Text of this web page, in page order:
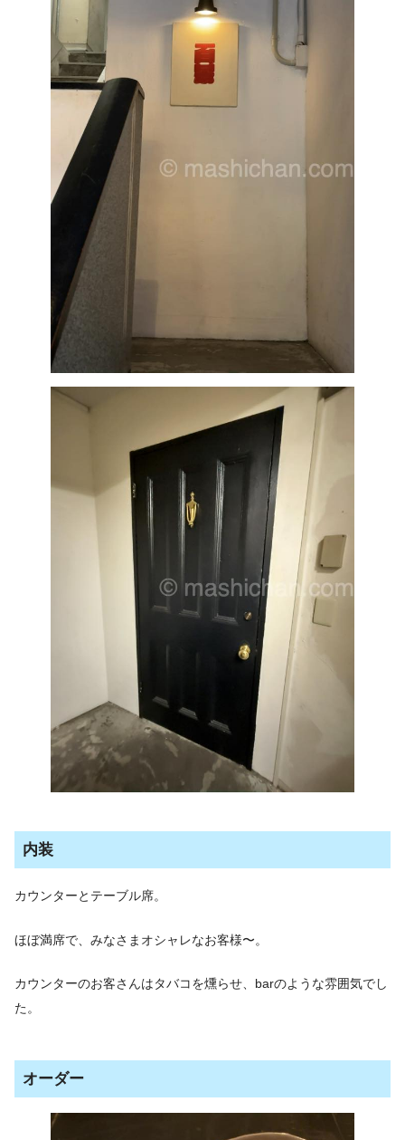
内装
カウンターとテーブル席。
ほぼ満席で、みなさまオシャレなお客様〜。
カウンターのお客さんはタバコを燻らせ、barのような雰囲気でし
た。
オーダー